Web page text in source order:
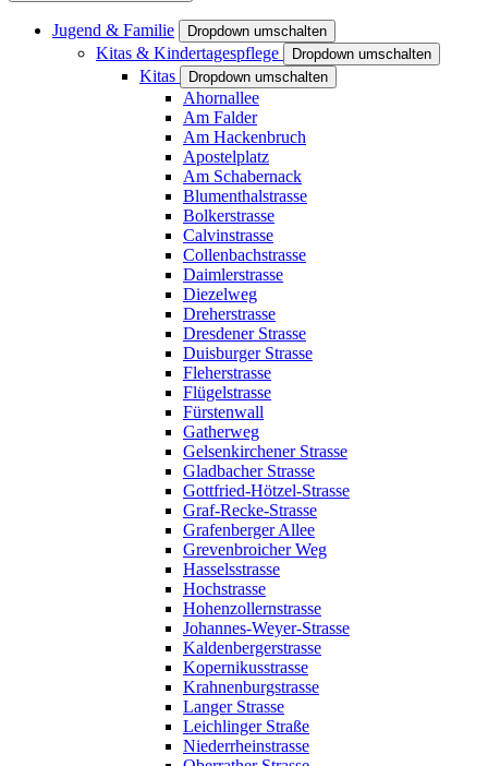
Jugend & Familie Dropdown umschalten
Kitas & Kindertagespflege Dropdown umschalten
Kitas Dropdown umschalten
Ahornallee
Am Falder
Am Hackenbruch
Apostelplatz
Am Schabernack
Blumenthalstrasse
Bolkerstrasse
Calvinstrasse
Collenbachstrasse
Daimlerstrasse
Diezelweg
Dreherstrasse
Dresdener Strasse
Duisburger Strasse
Fleherstrasse
Flügelstrasse
Fürstenwall
Gatherweg
Gelsenkirchener Strasse
Gladbacher Strasse
Gottfried-Hötzel-Strasse
Graf-Recke-Strasse
Grafenberger Allee
Grevenbroicher Weg
Hasselsstrasse
Hochstrasse
Hohenzollernstrasse
Johannes-Weyer-Strasse
Kaldenbergerstrasse
Kopernikusstrasse
Krahnenburgstrasse
Langer Strasse
Leichlinger Straße
Niederrheinstrasse